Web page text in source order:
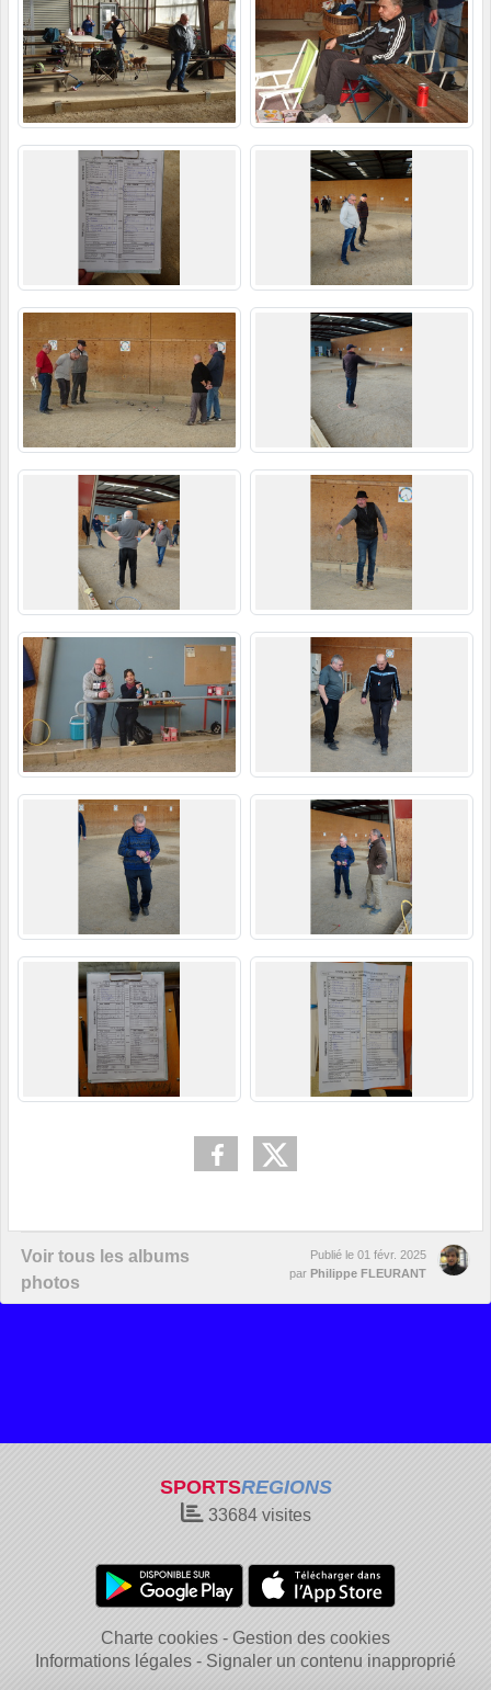
Voir tous les albums
photos
Publié le 01 févr. 2025
par Philippe FLEURANT
SPORTSREGIONS
33684visites
Charte cookies
Gestion des cookies
Informations légales
Signaler un contenu inapproprié